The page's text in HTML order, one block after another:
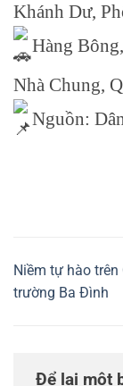
Khánh Dư,
Hàng
Nhà Chung,
Nguồn:
Niềm tự hào trên
trường Ba Đình
Để lại một